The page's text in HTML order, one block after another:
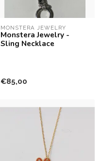
MONSTERA JEWELRY
Monstera Jewelry -
Sling Necklace
€85,00